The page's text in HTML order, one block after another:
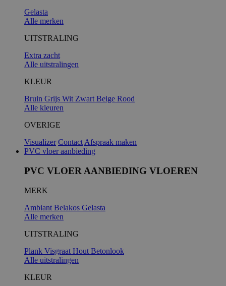
Gelasta
Alle merken
UITSTRALING
Extra zacht
Alle uitstralingen
KLEUR
Bruin Grijs Wit Zwart Beige Rood
Alle kleuren
OVERIGE
Visualizer Contact Afspraak maken
PVC vloer aanbieding
PVC VLOER AANBIEDING VLOEREN
MERK
Ambiant Belakos Gelasta
Alle merken
UITSTRALING
Plank Visgraat Hout Betonlook
Alle uitstralingen
KLEUR